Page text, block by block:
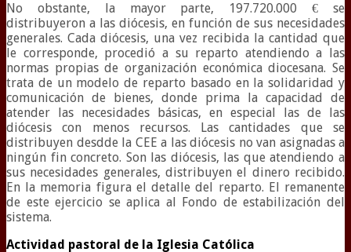
No obstante, la mayor parte, 197.720.000 € se
distribuyeron a las diócesis, en función de sus necesidades
generales. Cada diócesis, una vez recibida la cantidad que
le corresponde, procedió a su reparto atendiendo a las
normas propias de organización económica diocesana. Se
trata de un modelo de reparto basado en la solidaridad y
comunicación de bienes, donde prima la capacidad de
atender las necesidades básicas, en especial las de las
diócesis con menos recursos. Las cantidades que se
distribuyen desdde la CEE a las diócesis no van asignadas a
ningún fin concreto. Son las diócesis, las que atendiendo a
sus necesidades generales, distribuyen el dinero recibido.
En la memoria figura el detalle del reparto. El remanente
de este ejercicio se aplica al Fondo de estabilización del
sistema.
Actividad pastoral de la Iglesia Católica